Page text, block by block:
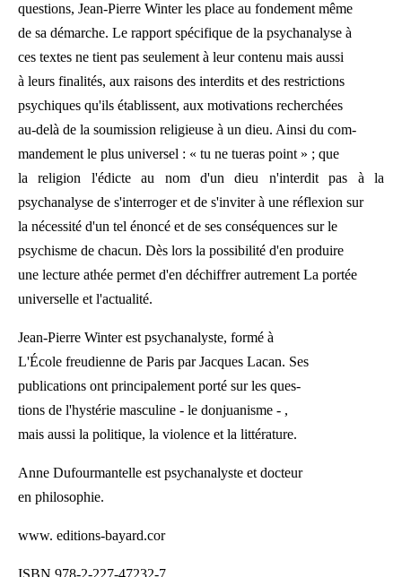
questions, Jean-Pierre Winter les place au fondement même
de sa démarche. Le rapport spécifique de la psychanalyse à
ces textes ne tient pas seulement à leur contenu mais aussi
à leurs finalités, aux raisons des interdits et des restrictions
psychiques qu'ils établissent, aux motivations recherchées
au-delà de la soumission religieuse à un dieu. Ainsi du com-
mandement le plus universel : « tu ne tueras point » ; que
la religion l'édicte au nom d'un dieu n'interdit pas à la
psychanalyse de s'interroger et de s'inviter à une réflexion sur
la nécessité d'un tel énoncé et de ses conséquences sur le
psychisme de chacun. Dès lors la possibilité d'en produire
une lecture athée permet d'en déchiffrer autrement La portée
universelle et l'actualité.
Jean-Pierre Winter est psychanalyste, formé à
L'École freudienne de Paris par Jacques Lacan. Ses
publications ont principalement porté sur les ques-
tions de l'hystérie masculine - le donjuanisme - ,
mais aussi la politique, la violence et la littérature.
Anne Dufourmantelle est psychanalyste et docteur
en philosophie.
www. editions-bayard.cor